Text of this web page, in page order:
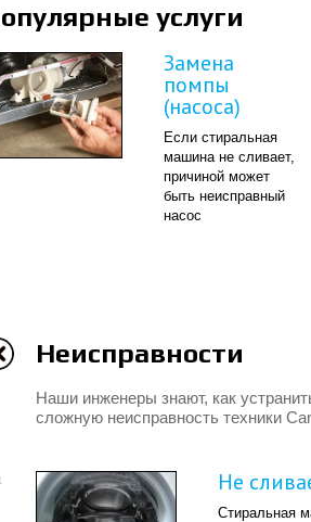
услуги
Замена
помпы
(насоса)
Если стиральная
машина не сливает,
причиной может
быть неисправный
насос
Неисправности
Наши инженеры знают, как
сложную неисправность техники
Не
Стиральная